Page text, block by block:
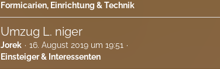
Formicarien, Einrichtung & Technik
Umzug L. niger
Jorek
16. August 2019 um 19:51
Einsteiger & Interessenten